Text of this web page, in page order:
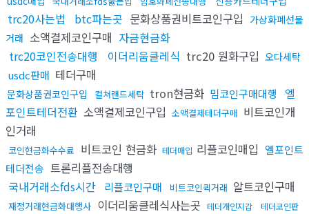
trc20사는법 btc파는곳 문화상품권비트코인구입 가상화폐선물
거래 소액결제코인구매 자금현금화
trc20코인전송대행
이더리움클레식 trc20 원화구입 오다세탁
usdc판매 테더구매
문화상품권코인구입 컬쳐랜드세탁 tron현금화 밈코인구매대행
엘
포인트테더전환 소액결제코인구입 소액결제테더구매 비트코인개
인거래
코인현금화수수료 비트코인 현금화 테더매입 리플코인매입 엘포인트
테더전송 트론리플전송대행
국내거래소fds시간
리플코인구매 비트코인퀵거래 알트코인구매
재정거래현금화대행사 이더리움클레식사는곳 테더개인지갑
테더코인판